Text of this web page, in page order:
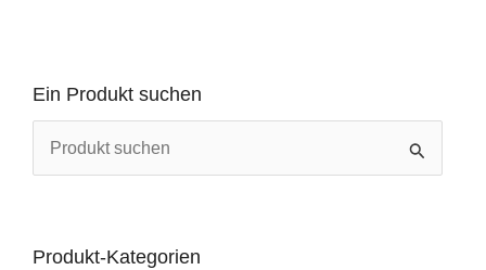
Ein Produkt suchen
u
Produkt-Kategorien